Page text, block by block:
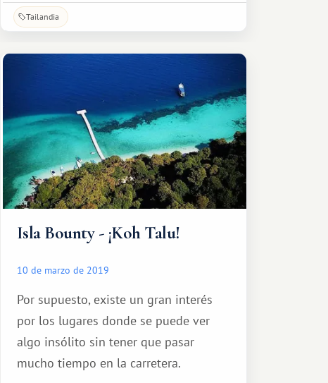
Tailandia
Isla Bounty - ¡Koh Talu!
10 de marzo de 2019
Por supuesto, existe un gran interés
por los lugares donde se puede ver
algo insólito sin tener que pasar
mucho tiempo en la carretera.